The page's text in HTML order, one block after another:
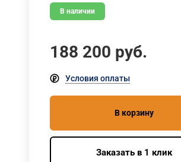
В наличии
188 200 руб.
Условия оплаты
В корзину
Заказать в 1 клик